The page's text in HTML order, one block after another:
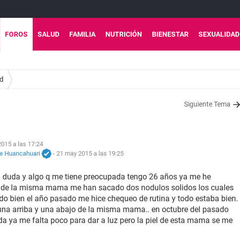
FOROS SALUD FAMILIA NUTRICIÓN BIENESTAR SEXUALIDAD
Siguiente Tema
a las 17:24
Huancahuari
- 21 may 2015 a las 19:25
y algo q me tiene preocupada tengo 26 años ya me he
la misma mama me han sacado dos nodulos solidos los cuales
bien el año pasado me hice chequeo de rutina y todo estaba bien.
arriba y una abajo de la misma mama.. en octubre del pasado
ya me falta poco para dar a luz pero la piel de esta mama se me